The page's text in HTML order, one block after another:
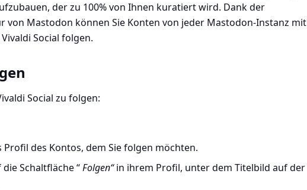
der zu 100% von Ihnen kuratiert wird. Dank der
von Mastodon können Sie Konten von jeder Mastodon-Instanz mit
Social folgen.
Social zu folgen:
Profil des Kontos, dem Sie folgen möchten.
die Schaltfläche “Folgen“in ihrem Profil, unter dem Titelbild auf der